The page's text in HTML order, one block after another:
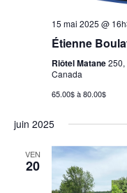
15 mai 2025 @
Étienne
Riôtel Matane250,
Canada
65.00$ à 80.00$
juin 2025
VEN
20